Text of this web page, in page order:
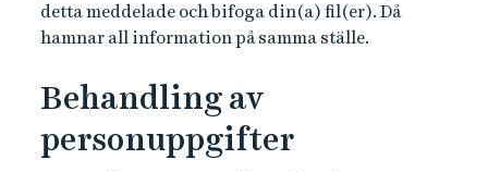
detta meddelade och bifoga din(a) fil(er). Då
hamnar all information på samma ställe.
Behandling av
personuppgifter